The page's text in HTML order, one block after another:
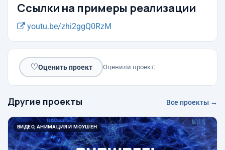
Ссылки на примеры реализации
youtu.be/zhi2ggQ0RzM
♡Оценить проект Оценили проект:
Другие проекты Все проекты →
ВИДЕО, АНИМАЦИЯ И МОУШЕН